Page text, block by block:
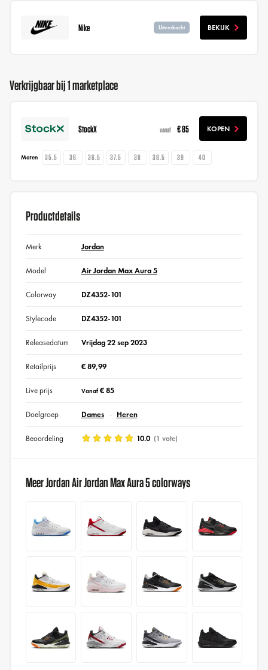
Nike Uitverkocht BEKIJK
Verkrijgbaar bij 1 marketplace
StockX vanaf € 85 KOPEN
Maten 35.5 36 36.5 37.5 38 38.5 39 40
Productdetails
Merk Jordan
Model Air Jordan Max Aura 5
Colorway DZ4352-101
Stylecode DZ4352-101
Releasedatum Vrijdag 22 sep 2023
Retailprijs € 89,99
Live prijs Vanaf€ 85
Doelgroep Dames Heren
Beoordeling 10.0 (1 vote)
Meer Jordan Air Jordan Max Aura 5 colorways